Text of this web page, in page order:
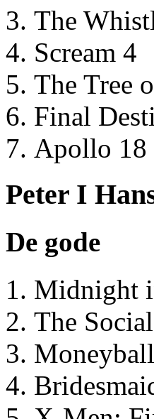
The
Scream 4
The Tree
Final
Apollo 18
Peter I
De gode
Midnight
The
Moneyball